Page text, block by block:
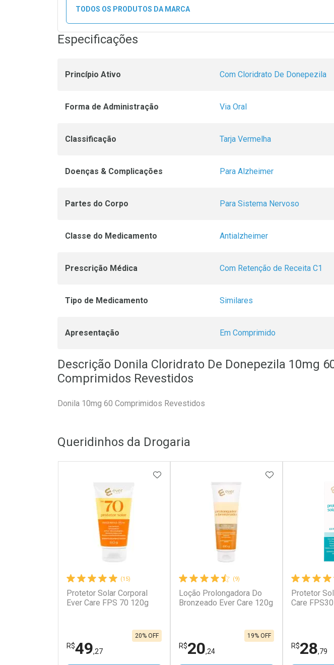
TODOS OS PRODUTOS DA MARCA
Especificações
Princípio Ativo Com Cloridrato De Donepezila
Forma de Administração Via Oral
Classificação Tarja Vermelha
Doenças & Complicações Para Alzheimer
Partes do Corpo Para Sistema Nervoso
Classe do Medicamento Antialzheimer
Prescrição Médica Com Retenção de Receita C1
Tipo de Medicamento Similares
Apresentação Em Comprimido
Descrição Donila Cloridrato De Donepezila 10mg
Comprimidos Revestidos
Donila 10mg 60 Comprimidos Revestidos
Queridinhos da Drogaria
(15)
Protetor Solar Corporal
Ever Care FPS 70 120g
R$49,27
20% OFF
ADICIONAR AOS FAVORITOS
(9)
Loção Prolongadora Do
Bronzeado Ever Care 120g
R$20,24
19% OFF
ADICIONAR
Protetor
Care
R$28,79